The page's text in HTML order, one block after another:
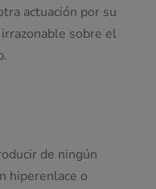
actuación por su
sobre el
de ningún
hiperenlace o